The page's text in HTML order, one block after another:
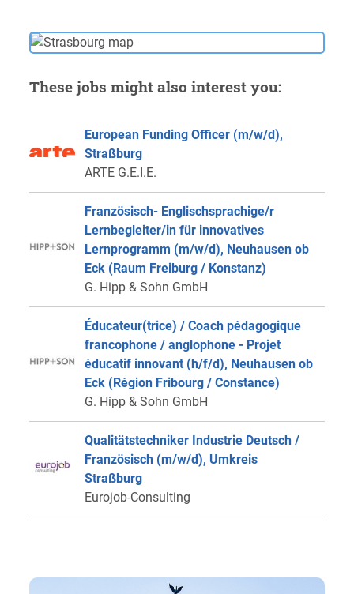
These jobs might also interest you:
European Funding Officer (m/w/d),
Straßburg
ARTE G.E.I.E.
Französisch- Englischsprachige/r
Lernbegleiter/in für innovatives
Lernprogramm (m/w/d), Neuhausen ob
Eck (Raum Freiburg / Konstanz)
G. Hipp & Sohn GmbH
Éducateur(trice) / Coach pédagogique
francophone / anglophone - Projet
éducatif innovant (h/f/d), Neuhausen ob
Eck (Région Fribourg / Constance)
G. Hipp & Sohn GmbH
Qualitätstechniker Industrie Deutsch /
Französisch (m/w/d), Umkreis
Straßburg
Eurojob-Consulting